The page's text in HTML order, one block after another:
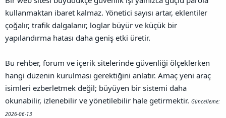
t
n
i
i
ğ
a
n
t
n
ı
o
p
kullanmaktan ibaret kalmaz. Yönetici sayısı artar, eklentiler
çoğalır, trafik dalgalanır, loglar büyür ve küçük bir
yapılandırma hatası daha geniş etki üretir.
Bu rehber, forum ve içerik sitelerinde güvenliği ölçeklerken
hangi düzenin kurulması gerektiğini anlatır. Amaç yeni araç
isimleri ezberletmek değil; büyüyen bir sistemi daha
okunabilir, izlenebilir ve yönetilebilir hale getirmektir. Güncelleme:
2026-06-13